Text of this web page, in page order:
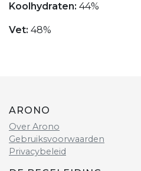
Koolhydraten: 44%
Vet: 48%
ARONO
Over Arono
Gebruiksvoorwaarden
Privacybeleid